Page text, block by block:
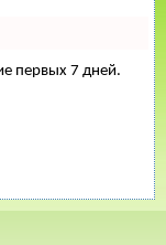
первых 7 дней.